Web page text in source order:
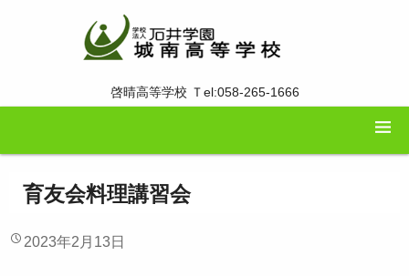
啓晴高等学校 Ｔel:058-265-1666
育友会料理講習会
2023年2月13日